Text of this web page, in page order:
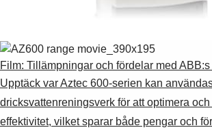
Suggestions
See more products
Shopping list preview
Film: Tillämpningar och fördelar med
Upptäck var Aztec 600-serien kan
dricksvattenreningsverk för att optimera
effektivitet, vilket sparar både pengar och